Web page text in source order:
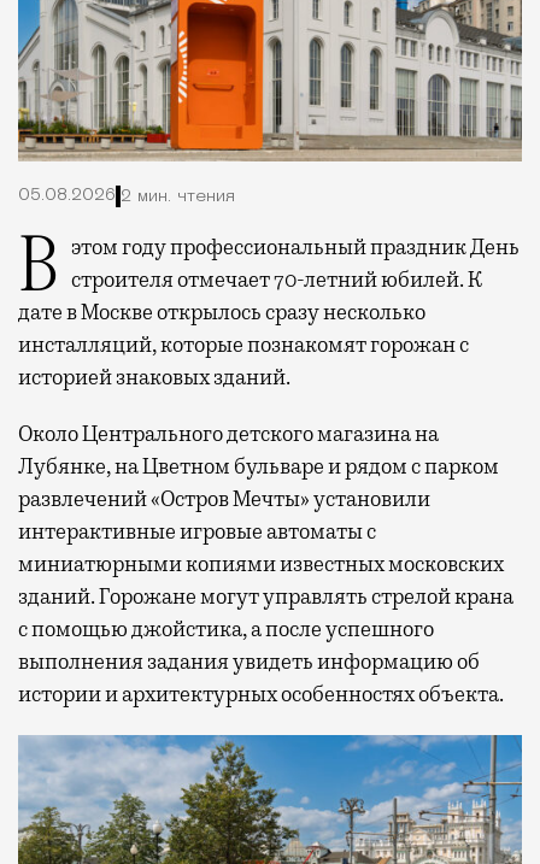
05.08.2026 2 мин. чтения
В этом году профессиональный праздник День строителя отмечает 70-летний юбилей. К
дате в Москве открылось сразу несколько
инсталляций, которые познакомят горожан с
историей знаковых зданий.
Около Центрального детского магазина на
Лубянке, на Цветном бульваре и рядом с парком
развлечений «Остров Мечты» установили
интерактивные игровые автоматы с
миниатюрными копиями известных московских
зданий. Горожане могут управлять стрелой крана
с помощью джойстика, а после успешного
выполнения задания увидеть информацию об
истории и архитектурных особенностях объекта.